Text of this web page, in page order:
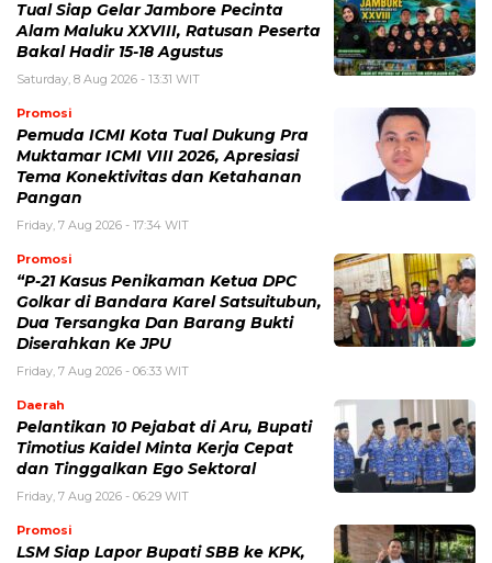
Tual Siap Gelar Jambore Pecinta
Alam Maluku XXVIII, Ratusan Peserta
Bakal Hadir 15-18 Agustus
Saturday, 8 Aug 2026 - 13:31 WIT
Promosi
Pemuda ICMI Kota Tual Dukung Pra
Muktamar ICMI VIII 2026, Apresiasi
Tema Konektivitas dan Ketahanan
Pangan
Friday, 7 Aug 2026 - 17:34 WIT
Promosi
“P-21 Kasus Penikaman Ketua DPC
Golkar di Bandara Karel Satsuitubun,
Dua Tersangka Dan Barang Bukti
Diserahkan Ke JPU
Friday, 7 Aug 2026 - 06:33 WIT
Daerah
Pelantikan 10 Pejabat di Aru, Bupati
Timotius Kaidel Minta Kerja Cepat
dan Tinggalkan Ego Sektoral
Friday, 7 Aug 2026 - 06:29 WIT
Promosi
LSM Siap Lapor Bupati SBB ke KPK,